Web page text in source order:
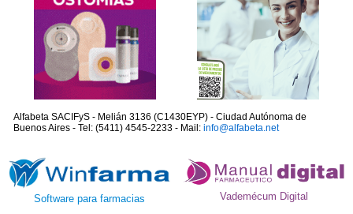
Alfabeta SACIFyS - Melián 3136 (C1430EYP) - Ciudad Autónoma de
Buenos Aires - Tel: (5411) 4545-2233 - Mail: info@alfabeta.net
Software para farmacias Vademécum Digital